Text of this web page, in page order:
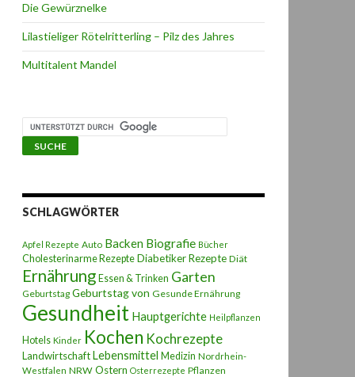
Die Gewürznelke
Lilastieliger Rötelritterling – Pilz des Jahres
Multitalent Mandel
SCHLAGWÖRTER
Apfel Rezepte Auto Backen Biografie Bücher
Cholesterinarme Rezepte Diabetiker Rezepte Diät
Ernährung Essen & Trinken Garten
Geburtstag Geburtstag von Gesunde Ernährung
Gesundheit Hauptgerichte Heilpflanzen
Hotels Kinder Kochen Kochrezepte
LandwirtschaftLebensmittel Medizin Nordrhein-
Westfalen NRW Ostern Osterrezepte Pflanzen